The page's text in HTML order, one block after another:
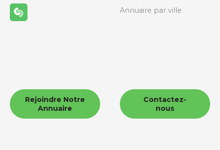
Annuaire par ville
Rejoindre Notre
Annuaire
Contactez-
nous